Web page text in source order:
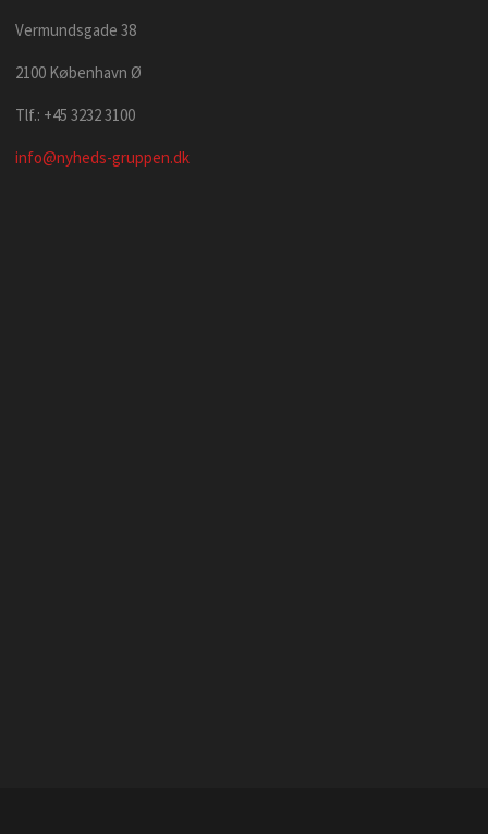
Vermundsgade 38
2100 København Ø
Tlf.: +45 3232 3100
info@nyheds-gruppen.dk